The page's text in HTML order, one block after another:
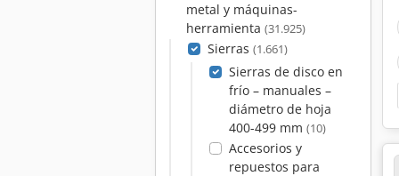
metal y máquinas-
herramienta (31.925)
Sierras (1.661)
Sierras de disco en
frío – manuales –
diámetro de hoja
400-499 mm (10)
Accesorios y
repuestos para